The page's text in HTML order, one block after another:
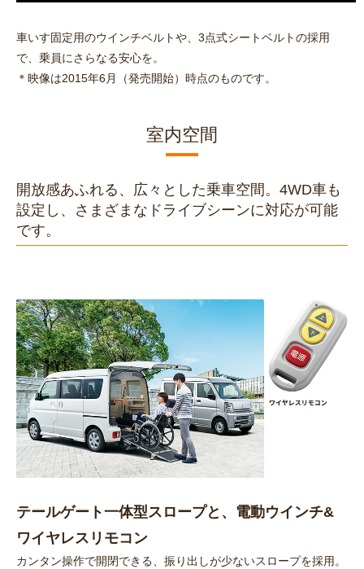
車いす固定用のウインチベルトや、3点式シートベルトの採用
で、乗員にさらなる安心を。
＊映像は2015年6月（発売開始）時点のものです。
室内空間
開放感あふれる、広々とした乗車空間。4WD車も
設定し、さまざまなドライブシーンに対応が可能
です。
テールゲート一体型スロープと、電動ウインチ&
ワイヤレスリモコン
カンタン操作で開閉できる、振り出しが少ないスロープを採用。